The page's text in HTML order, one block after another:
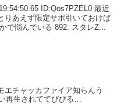
ID:Qos7PZEL0 最近
りあえず限定サポ引いておけば
で悩んでいる 892: スタレZ...
エチャッカファイア知らんう
再生されててびびる…